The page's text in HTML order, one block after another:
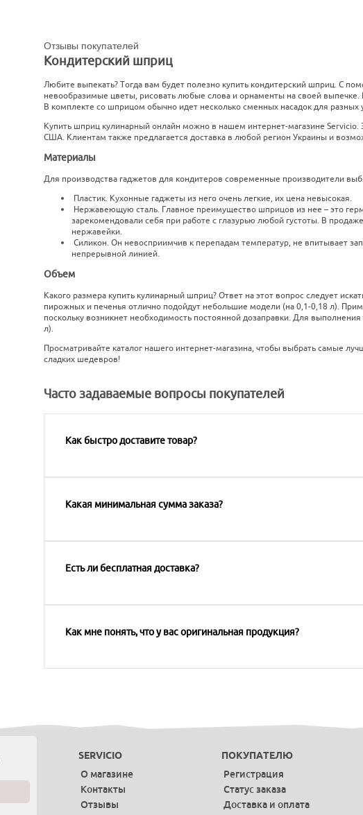
Отзывы покупателей
Кондитерский шприц
Любите выпекать? Тогда вам будет полезно купить кондитерский шприц. С
невообразимые цветы, рисовать любые слова и орнаменты на своей
В комплекте со шприцом обычно идет несколько сменных насадок для разных
Купить шприц кулинарный онлайн можно в нашем интернет-магазине
США. Клиентам также предлагается доставка в любой регион Украины и
Материалы
Для производства гаджетов для кондитеров современные производители
Пластик. Кухонные гаджеты из него очень легкие, их цена невысокая.
Нержавеющую сталь. Главное преимущество шприцов из нее – это
зарекомендовали себя при работе с глазурью любой густоты. В
нержавейки.
Силикон. Он невосприимчив к перепадам температур, не впитывает
непрерывной линией.
Объем
Какого размера купить кулинарный шприц? Ответ на этот вопрос следует
пирожных и печенья отлично подойдут небольшие модели (на 0,1-0,18 л).
поскольку возникнет необходимость постоянной дозаправки. Для
л).
Просматривайте каталог нашего интернет-магазина, чтобы выбрать самые
сладких шедевров!
Часто задаваемые вопросы покупателей
Как быстро доставите товар?
Какая минимальная сумма заказа?
Есть ли бесплатная доставка?
Как мне понять, что у вас оригинальная продукция?
SERVICIO
О магазине
Контакты
Отзывы
ПОКУПАТЕЛЮ
Регистрация
Статус заказа
Доставка и оплата